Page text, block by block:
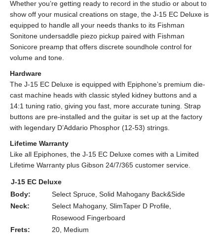
Whether you’re getting ready to record in the studio or about to
show off your musical creations on stage, the J-15 EC Deluxe is
equipped to handle all your needs thanks to its Fishman
Sonitone undersaddle piezo pickup paired with Fishman
Sonicore preamp that offers discrete soundhole control for
volume and tone.
Hardware
The J-15 EC Deluxe is equipped with Epiphone’s premium die-
cast machine heads with classic styled kidney buttons and a
14:1 tuning ratio, giving you fast, more accurate tuning. Strap
buttons are pre-installed and the guitar is set up at the factory
with legendary D’Addario Phosphor (12-53) strings.
Lifetime Warranty
Like all Epiphones, the J-15 EC Deluxe comes with a Limited
Lifetime Warranty plus Gibson 24/7/365 customer service.
J-15 EC Deluxe
Body:
Select Spruce, Solid Mahogany Back&Side
Neck:
Select Mahogany, SlimTaper D Profile,
Rosewood Fingerboard
Frets:
20, Medium